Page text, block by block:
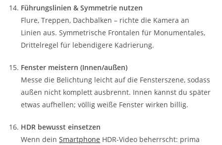
Führungslinien & Symmetrie nutzen
Flure, Treppen, Dachbalken – richte die Kamera an
Linien aus. Symmetrische Frontalen für Monumentales,
Drittelregel für lebendigere Kadrierung.
Fenster meistern (Innen/außen)
Messe die Belichtung leicht auf die Fensterszene, sodass
außen nicht komplett ausbrennt. Innen kannst du später
etwas aufhellen; völlig weiße Fenster wirken billig.
HDR bewusst einsetzen
Wenn deinSmartphone HDR-Video beherrscht: prima